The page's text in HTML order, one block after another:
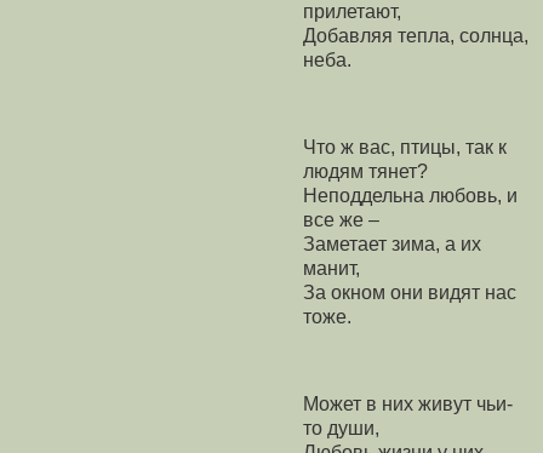
прилетают,
Добавляя тепла, солнца,
неба.
Что ж вас, птицы, так к
людям тянет?
Неподдельна любовь, и
все же –
Заметает зима, а их
манит,
За окном они видят нас
тоже.
Может в них живут чьи-
то души,